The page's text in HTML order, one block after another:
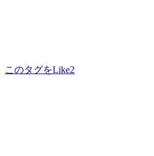
このタグをLike2